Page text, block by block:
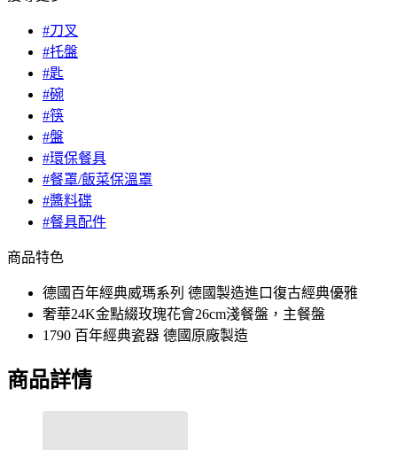
#刀叉
#托盤
#匙
#碗
#筷
#盤
#環保餐具
#餐罩/飯菜保溫罩
#醬料碟
#餐具配件
商品特色
德國百年經典威瑪系列 德國製造進口復古經典優雅
奢華24K金點綴玫瑰花會26cm淺餐盤，主餐盤
1790 百年經典瓷器 德國原廠製造
商品詳情